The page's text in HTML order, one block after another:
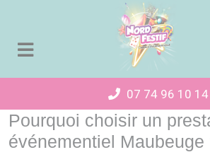
07 74 96 10 14
Pourquoi choisir un
événementiel Maubeuge
Panneau de gestion des cookies